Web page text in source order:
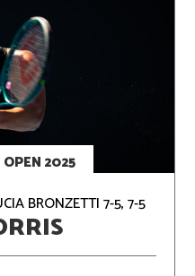
2025
BRONZETTI 7-5, 7-5